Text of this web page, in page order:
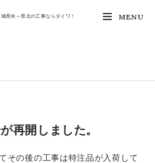
城県央～県北の工事ならダイワ！ MENU
再開しました。
その後の工事は特注品が入荷して